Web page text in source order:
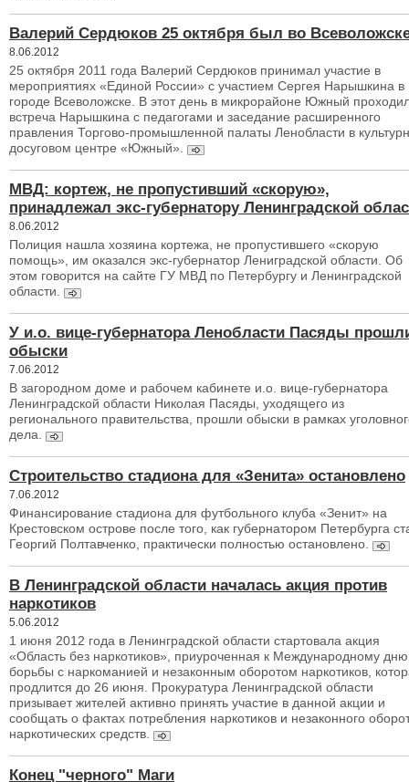
Валерий Сердюков 25 октября был во
8.06.2012
25 октября 2011 года Валерий Сердюков принимал участие в
мероприятиях «Единой России» с участием Сергея Нарышкина в
городе Всеволожске. В этот день в микрорайоне Южный
встреча Нарышкина с педагогами и заседание расширенного
правления Торгово-промышленной палаты Ленобласти в
досуговом центре «Южный».
МВД: кортеж, не пропустивший «скорую»,
принадлежал экс-губернатору Ленинградской
8.06.2012
Полиция нашла хозяина кортежа, не пропустившего «скорую
помощь», им оказался экс-губернатор Лениградской области. Об
этом говорится на сайте ГУ МВД по Петербургу и Ленинградской
области.
У и.о. вице-губернатора Ленобласти Пасяды
обыски
7.06.2012
В загородном доме и рабочем кабинете и.о. вице-губернатора
Ленинградской области Николая Пасяды, уходящего из
регионального правительства, прошли обыски в рамках
дела.
Строительство стадиона для «Зенита» остановлено
7.06.2012
Финансирование стадиона для футбольного клуба «Зенит» на
Крестовском острове после того, как губернатором Петербурга
Георгий Полтавченко, практически полностью остановлено.
В Ленинградской области началась акция против
наркотиков
5.06.2012
1 июня 2012 года в Ленинградской области стартовала акция
«Область без наркотиков», приуроченная к Международному дню
борьбы с наркоманией и незаконным оборотом наркотиков,
продлится до 26 июня. Прокуратура Ленинградской области
призывает жителей активно принять участие в данной акции и
сообщать о фактах потребления наркотиков и незаконного
наркотических средств.
Конец "черного" Маги